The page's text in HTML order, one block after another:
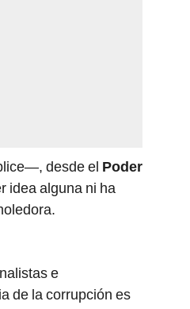
desde el Poder
idea alguna ni ha
e
de la corrupción es